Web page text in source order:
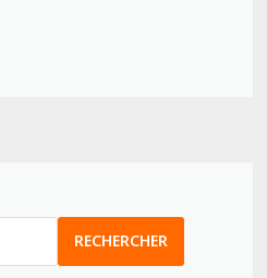
RECHERCHER